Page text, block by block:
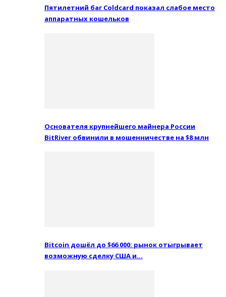
Пятилетний баг Coldcard показал слабое место
аппаратных кошельков
Основателя крупнейшего майнера России
BitRiver обвинили в мошенничестве на $8 млн
Bitcoin дошёл до $66 000: рынок отыгрывает
возможную сделку США и…